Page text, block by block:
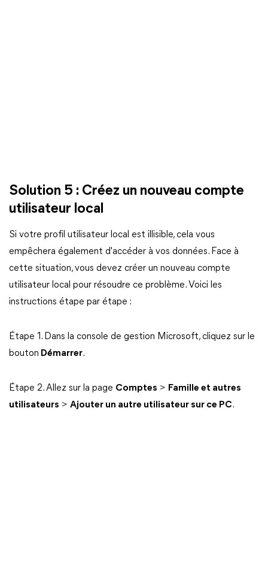
Solution 5 : Créez un nouveau compte
utilisateur local
Si votre profil utilisateur local est illisible, cela vous
empêchera également d'accéder à vos données. Face à
cette situation, vous devez créer un nouveau compte
utilisateur local pour résoudre ce problème. Voici les
instructions étape par étape :
Étape 1. Dans la console de gestion Microsoft, cliquez sur le
bouton Démarrer.
Étape 2. Allez sur la page Comptes > Famille et autres
utilisateurs > Ajouter un autre utilisateur sur ce PC.